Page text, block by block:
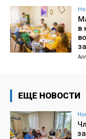
в
ЕЩЕ НОВОСТИ